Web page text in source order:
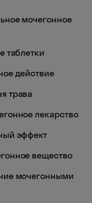
мочегонное
таблетки
действие
трава
лекарство
эффект
вещество
мочегонными